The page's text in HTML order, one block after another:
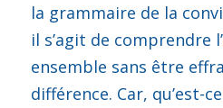
la grammaire de la
il s’agit de comprendre
ensemble sans être
différence. Car, qu’est-